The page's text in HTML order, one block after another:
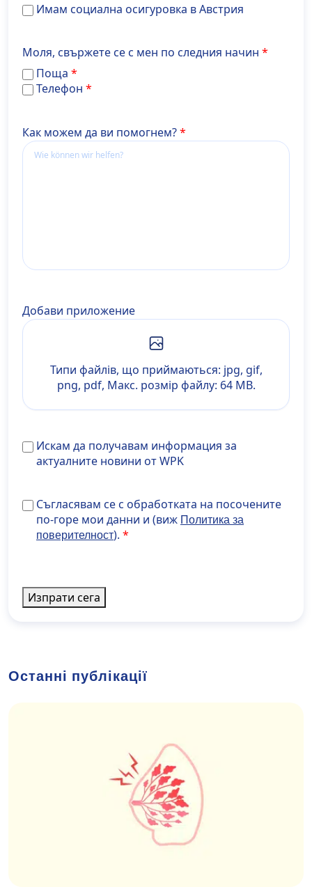
вИмам
в
Австрия
Имам социална осигуровка в Австрия
Моля, свържете се с мен по следния начин
Поща
Телефон
Как можем да ви помогнем?
Добави приложение
Типи файлів, що приймаються: jpg, gif,
png, pdf, Макс. розмір файлу: 64 MB.
Искам
за
актуалните
новини
Искам да получавам информация за
актуалните новини от WPK
Съгласявам се с обработката на посочените по-горе
мои данни и (виж <a
href="https://www.develop.maisondidee.com/wiener-
Съгласявам се с обработката на посочените
по-горе мои данни и (виж Политика за
поверителност).
Изпрати сега
Останні публікації